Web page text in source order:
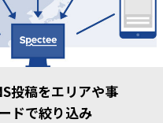
投稿をエリアや事
ドで絞り込み